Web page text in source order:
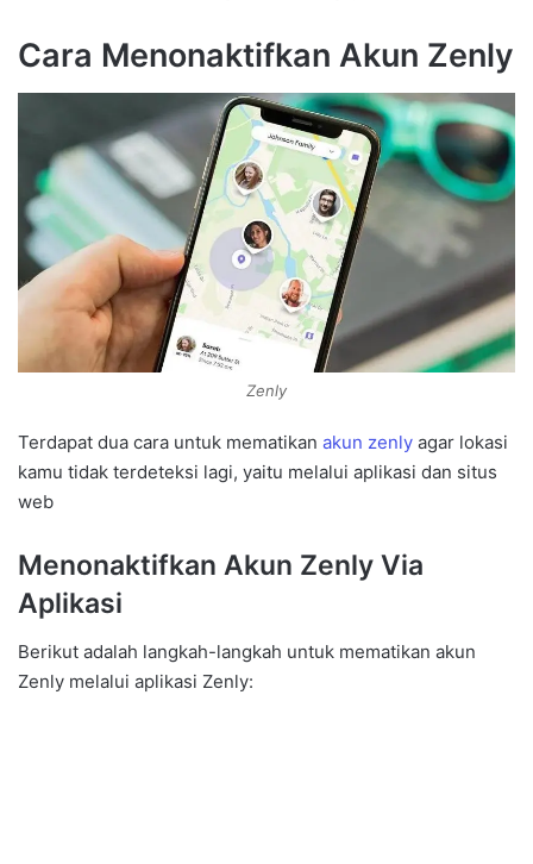
Cara Menonaktifkan Akun Zenly
Zenly
Terdapat dua cara untuk mematikan akun zenly agar lokasi
kamu tidak terdeteksi lagi, yaitu melalui aplikasi dan situs
web
Menonaktifkan Akun Zenly Via
Aplikasi
Berikut adalah langkah-langkah untuk mematikan akun
Zenly melalui aplikasi Zenly: